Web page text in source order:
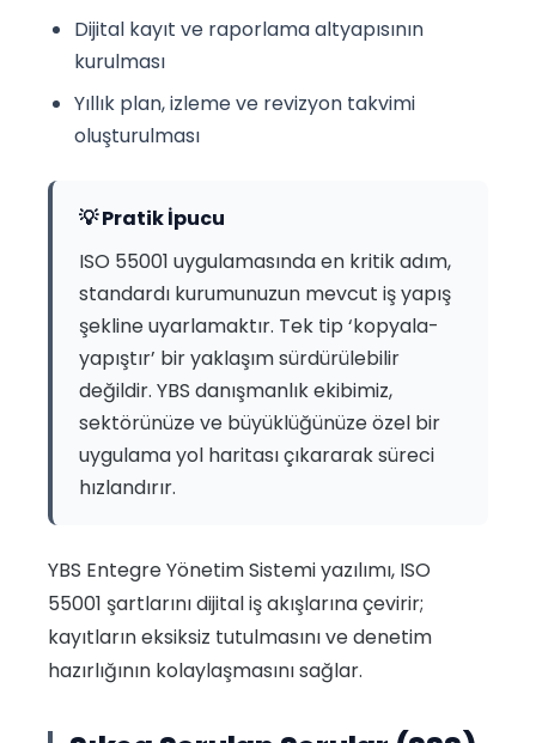
Dijital kayıt ve raporlama altyapısının
kurulması
Yıllık plan, izleme ve revizyon takvimi
oluşturulması
💡 Pratik İpucu
ISO 55001 uygulamasında en kritik adım,
standardı kurumunuzun mevcut iş yapış
şekline uyarlamaktır. Tek tip ‘kopyala-
yapıştır’ bir yaklaşım sürdürülebilir
değildir. YBS danışmanlık ekibimiz,
sektörünüze ve büyüklüğünüze özel bir
uygulama yol haritası çıkararak süreci
hızlandırır.
YBS Entegre Yönetim Sistemi yazılımı, ISO
55001 şartlarını dijital iş akışlarına çevirir;
kayıtların eksiksiz tutulmasını ve denetim
hazırlığının kolaylaşmasını sağlar.